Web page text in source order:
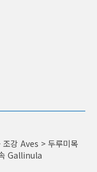
강 Aves > 두루미목
Gallinula